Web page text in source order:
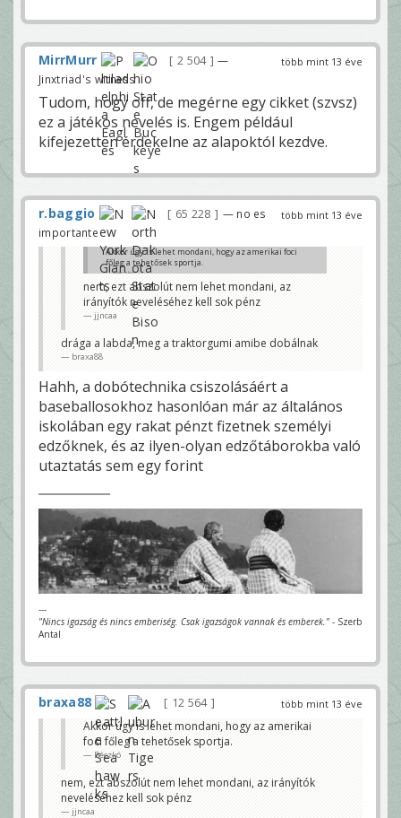
több mint 13 éve
MirrMurr 2 504
—
Jinxtriad's witness
Tudom, hogy off, de megérne egy cikket (szvsz)
ez a játékos nevelés is. Engem például
kifejezetten érdekelne az alapoktól kezdve.
több mint 13 éve
r.baggio 65 228
— no es
importante
Akkor úgy is lehet mondani, hogy az amerikai foci
főleg a tehetősek sportja.
Béczkó
nem, ezt abszolút nem lehet mondani, az
irányítók neveléséhez kell sok pénz
jjncaa
drága a labda, meg a traktorgumi amibe dobálnak
braxa88
Hahh, a dobótechnika csiszolásáért a
baseballosokhoz hasonlóan már az általános
iskolában egy rakat pénzt fizetnek személyi
edzőknek, és az ilyen-olyan edzőtáborokba való
utaztatás sem egy forint
---
"Nincs igazság és nincs emberiség. Csak igazságok vannak és emberek." - Szerb
Antal
több mint 13 éve
braxa88
12 564
Akkor úgy is lehet mondani, hogy az amerikai
foci főleg a tehetősek sportja.
Béczkó
nem, ezt abszolút nem lehet mondani, az irányítók
neveléséhez kell sok pénz
jjncaa